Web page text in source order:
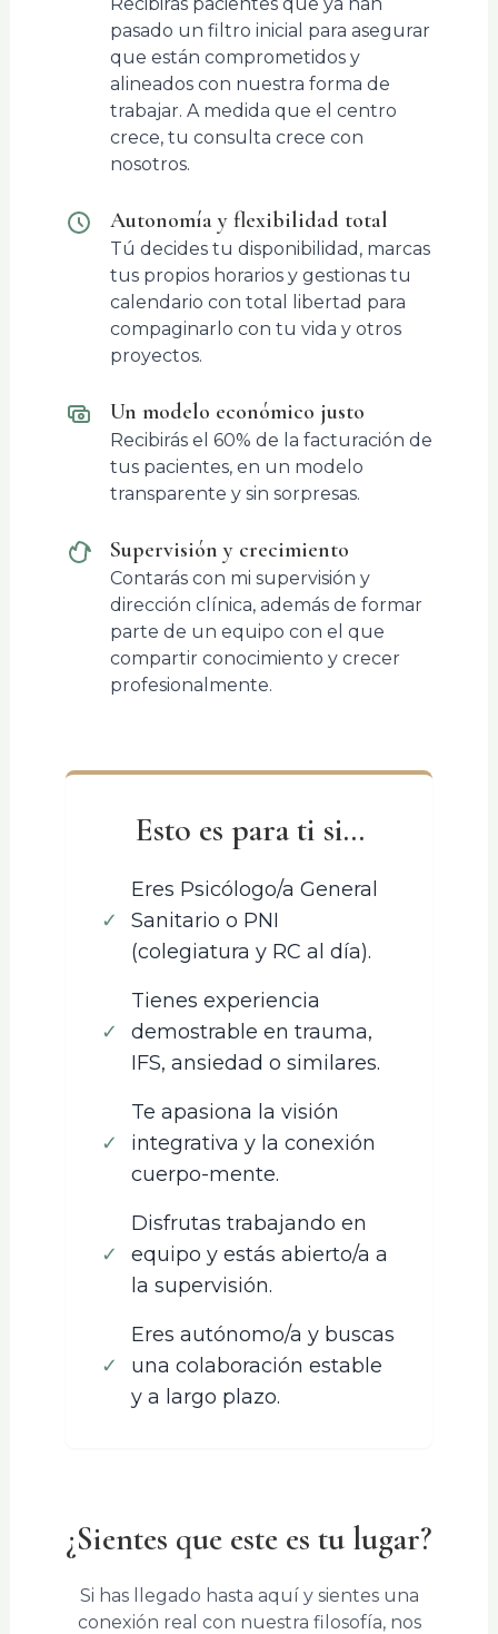
pasado un filtro inicial para asegurar
que están comprometidos y
alineados con nuestra forma de
trabajar. A medida que el centro
crece, tu consulta crece con
nosotros.
Autonomía y flexibilidad total
Tú decides tu disponibilidad, marcas
tus propios horarios y gestionas tu
calendario con total libertad para
compaginarlo con tu vida y otros
proyectos.
Un modelo económico justo
Recibirás el 60% de la facturación de
tus pacientes, en un modelo
transparente y sin sorpresas.
Supervisión y crecimiento
Contarás con mi supervisión y
dirección clínica, además de formar
parte de un equipo con el que
compartir conocimiento y crecer
profesionalmente.
Esto es para ti si...
✓
Eres Psicólogo/a General
Sanitario o PNI
(colegiatura y RC al día).
✓
Tienes experiencia
demostrable en trauma,
IFS, ansiedad o similares.
✓
Te apasiona la visión
integrativa y la conexión
cuerpo-mente.
✓
Disfrutas trabajando en
equipo y estás abierto/a a
la supervisión.
✓
Eres autónomo/a y buscas
una colaboración estable
y a largo plazo.
¿Sientes que este es tu lugar?
Si has llegado hasta aquí y sientes una
conexión real con nuestra filosofía, nos